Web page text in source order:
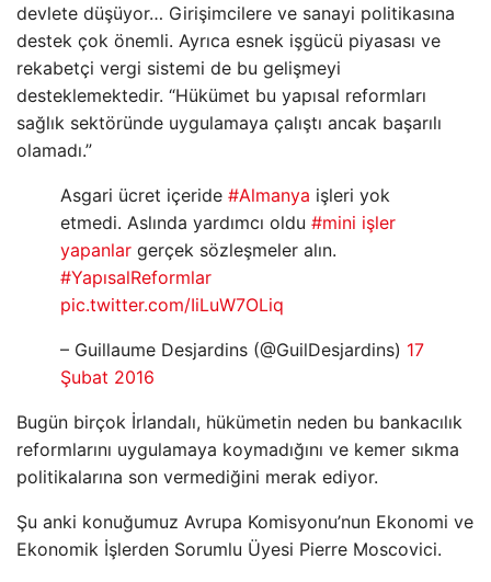
devlete düşüyor… Girişimcilere ve sanayi politikasına
destek çok önemli. Ayrıca esnek işgücü piyasası ve
rekabetçi vergi sistemi de bu gelişmeyi
desteklemektedir. “Hükümet bu yapısal reformları
sağlık sektöründe uygulamaya çalıştı ancak başarılı
olamadı.”
Asgari ücret içeride #Almanya işleri yok
etmedi. Aslında yardımcı oldu #mini işler
yapanlar gerçek sözleşmeler alın.
#YapısalReformlar
pic.twitter.com/IiLuW7OLiq
– Guillaume Desjardins (@GuilDesjardins) 17
Şubat 2016
Bugün birçok İrlandalı, hükümetin neden bu bankacılık
reformlarını uygulamaya koymadığını ve kemer sıkma
politikalarına son vermediğini merak ediyor.
Şu anki konuğumuz Avrupa Komisyonu’nun Ekonomi ve
Ekonomik İşlerden Sorumlu Üyesi Pierre Moscovici.